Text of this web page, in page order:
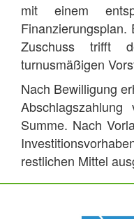
mit einem
Zuschuss trifft
turnusmäßigen
Nach Bewilligung
Summe. Nach
restlichen Mittel